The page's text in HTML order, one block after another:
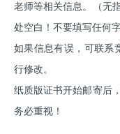
老师等相关信息。（无
处空白！不要填写任何字
如果信息有误，可联系
行修改。
纸质版证书开始邮寄后
务必重视！